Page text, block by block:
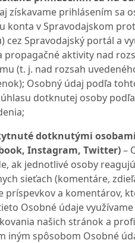
získavame prihlásením sa
konta v Spravodajskom
cez Spravodajský portál a
propagačné aktivity nad
(t. j. nad rozsah
Osobný údaj podľa
dotknutej osoby
dotknutými
Instagram, Twitter)–
ak jednotlivé osoby
sieťach (komentáre,
príspevkov a komentárov,
Osobné údaje využívame
našich stránok a
iným spôsobom Osobné